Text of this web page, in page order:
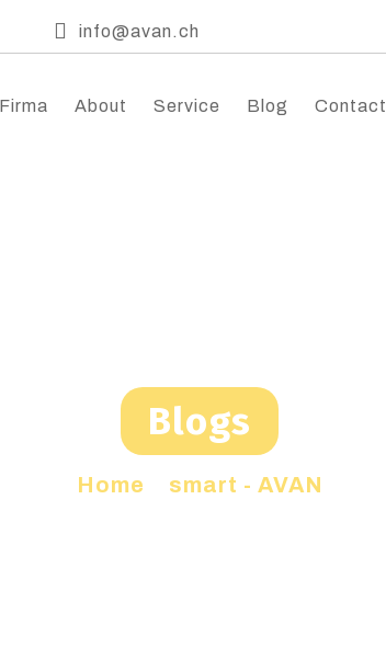
info@avan.ch
About Service Blog Contact
Blogs
Home smart - AVAN